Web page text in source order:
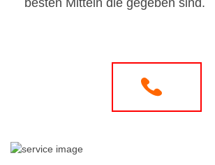
besten Mitteln die gegeben sind.